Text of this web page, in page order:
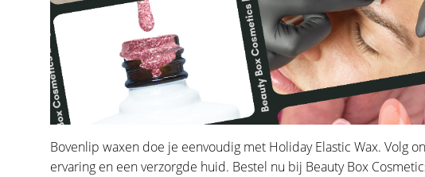
Bovenlip waxen doe je eenvoudig met Holiday Elastic Wax. Volg
ervaring en een verzorgde huid. Bestel nu bij Beauty Box